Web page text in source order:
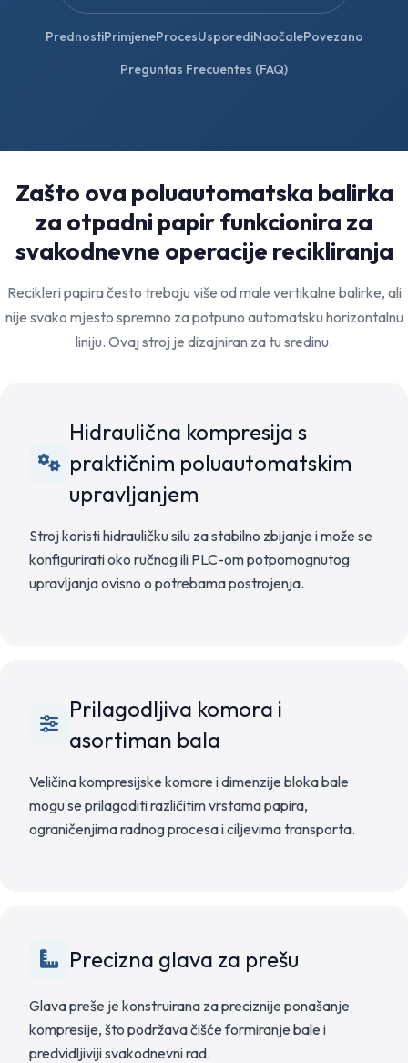
PrednostiPrimjeneProcesUsporediNaočalePovezano
Preguntas Frecuentes (FAQ)
Zašto ova poluautomatska balirka
za otpadni papir funkcionira za
svakodnevne operacije recikliranja
Recikleri papira često trebaju više od male vertikalne balirke, ali
nije svako mjesto spremno za potpuno automatsku horizontalnu
liniju. Ovaj stroj je dizajniran za tu sredinu.
Hidraulična kompresija s
praktičnim poluautomatskim
upravljanjem
Stroj koristi hidrauličku silu za stabilno zbijanje i može se
konfigurirati oko ručnog ili PLC-om potpomognutog
upravljanja ovisno o potrebama postrojenja.
Prilagodljiva komora i
asortiman bala
Veličina kompresijske komore i dimenzije bloka bale
mogu se prilagoditi različitim vrstama papira,
ograničenjima radnog procesa i ciljevima transporta.
Precizna glava za prešu
Glava preše je konstruirana za preciznije ponašanje
kompresije, što podržava čišće formiranje bale i
predvidljiviji svakodnevni rad.